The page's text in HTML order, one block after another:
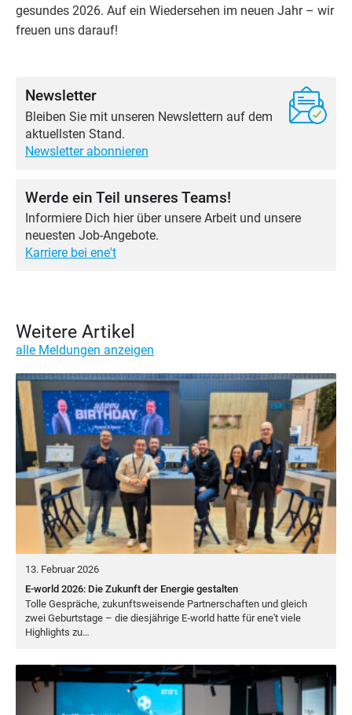
gesun­des 2026. Auf ein Wie­der­se­hen im neu­en Jahr – wir
freu­en uns darauf!
Newsletter
Bleiben Sie mit unseren Newslettern auf dem
aktuellsten Stand.
Newsletter abonnieren
Werde ein Teil unseres Teams!
Informiere Dich hier über unsere Arbeit und unsere
neuesten Job-Angebote.
Karriere bei ene't
Weitere Artikel
alle Meldungen anzeigen
13. Februar 2026
E-world 2026: Die Zukunft der Energie gestalten
Tol­le Gesprä­che, zukunfts­wei­sen­de Part­ner­schaf­ten und gleich
zwei Geburts­ta­ge – die dies­jäh­ri­ge E‑world hat­te für ene't vie­le
High­lights zu…